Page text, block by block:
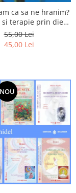
ca sa ne hranim?
si terapie prin dieta
si in
zaharat
55,00 Lei
45,00 Lei
NOU